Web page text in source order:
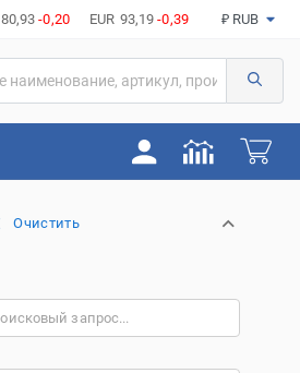
80,93 -0,20 EUR 93,19 -0,39 ₽ RUB
Очистить